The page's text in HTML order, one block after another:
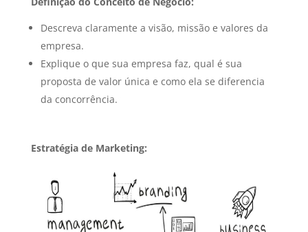
Descreva claramente a visão, missão e valores da
empresa.
Explique o que sua empresa faz, qual é sua
proposta de valor única e como ela se diferencia
da concorrência.
Estratégia de Marketing: